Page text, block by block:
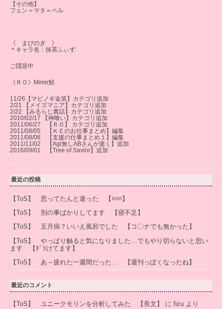
【その他】
フェン＝マタ＝ペル
《 まびのぎ 》
＊キャラ名：抹茶ふぃず
ご隠居中
《ＲＯ》Mimir鯖
11/26【マビノギ金策】カテゴリ追加
2/21 【メイズマニア】カテゴリ追加
2/22 【みるらじ裏話】カテゴリ追加
2010/02/17 【神喰い】カテゴリ追加
2011/06/27 【ＲＯ】 カテゴリ追加
2011/08/05 【ＫＥのお仕事まとめ】編集
2011/08/06 【支援の仕事まとめ１】編集
2011/11/02 【Agi無しABさんが逝く】追加
2016/09/01 【Tree of Savior】追加
最近の投稿
【ToS】 思ってたんと違った 【ﾊﾊﾊ】
【ToS】 別の事ばかりしてます 【寝不足】
【ToS】 五月病？いいえ風邪でした 【コ〇ナでも無かった】
【ToS】 やっぱり触ると気になりました…でもやり切らないと思い
ます 【ﾀﾞﾗけてます】
【ToS】 あ～疲れた一週間だった… 【週刊っぽくなったね】
最近のコメント
【ToS】 ユニークモリンを分析してみた 【長文】 に fizu より